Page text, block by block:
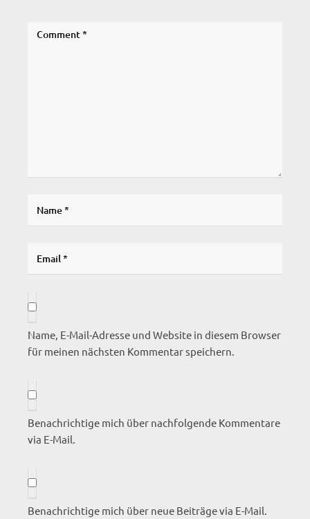
Name, E-Mail-Adresse und Website in diesem Browser
für meinen nächsten Kommentar speichern.
Benachrichtige mich über nachfolgende Kommentare
via E-Mail.
Benachrichtige mich über neue Beiträge via E-Mail.